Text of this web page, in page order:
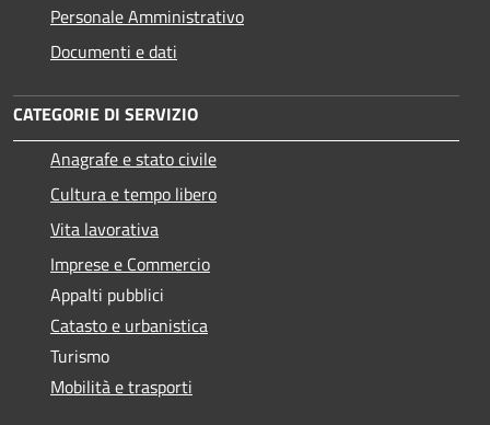
Personale Amministrativo
Documenti e dati
CATEGORIE DI SERVIZIO
Anagrafe e stato civile
Cultura e tempo libero
Vita lavorativa
Imprese e Commercio
Appalti pubblici
Catasto e urbanistica
Turismo
Mobilità e trasporti